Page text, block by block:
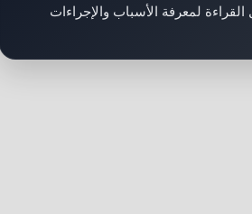
القراءة لمعرفة الأسباب والإجراءات